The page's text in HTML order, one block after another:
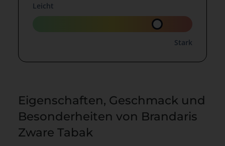
Leicht
Stark
Eigenschaften, Geschmack und
Besonderheiten von Brandaris
Zware Tabak